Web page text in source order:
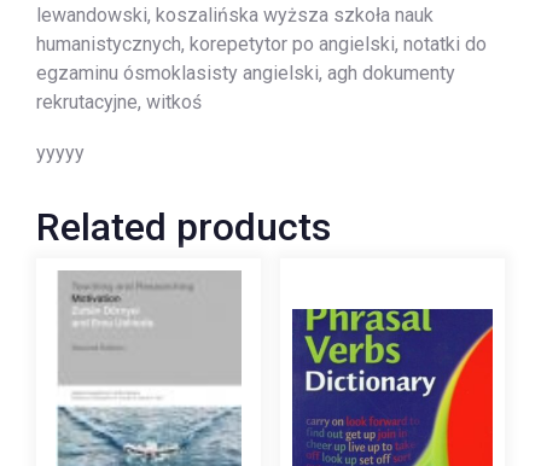
lewandowski, koszalińska wyższa szkoła nauk
humanistycznych, korepetytor po angielski, notatki do
egzaminu ósmoklasisty angielski, agh dokumenty
rekrutacyjne, witkoś
yyyyy
Related products